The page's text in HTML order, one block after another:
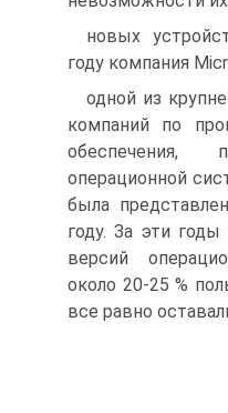
новых
году компания
одной из
компаний по
обеспечения,
операционной
была
году. За эти
версий
около 20-25 %
все равно